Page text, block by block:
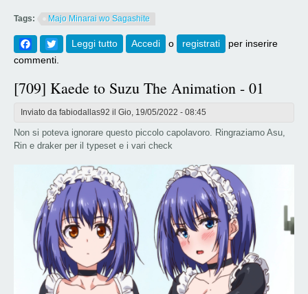
Tags: Majo Minarai wo Sagashite
Facebook
Twitter
Leggi tutto su [710] Majo Minarai wo Sagashite
Accedi o registrati
per inserire
commenti.
[709] Kaede to Suzu The Animation - 01
Inviato da fabiodallas92 il Gio, 19/05/2022 - 08:45
Non si poteva ignorare questo piccolo capolavoro. Ringraziamo Asu,
Rin e draker per il typeset e i vari check